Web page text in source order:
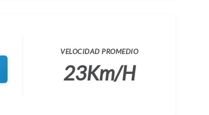
VELOCIDAD PROMEDIO
23Km/H